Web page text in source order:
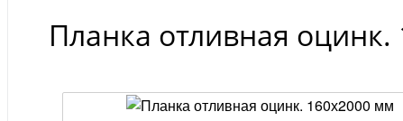
Планка отливная